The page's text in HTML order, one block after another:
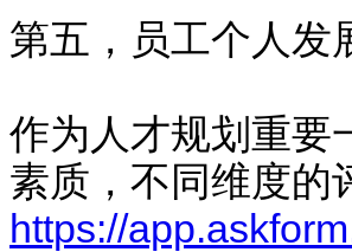
第五，员工个人发
作为人才规划重要
素质，不同维度的
https://